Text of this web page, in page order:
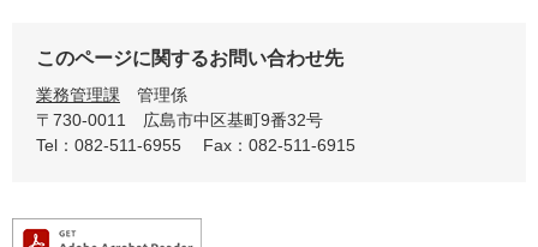
このページに関するお問い合わせ先
業務管理課
管理係
〒730-0011
広島市中区基町9番32号
Tel：082-511-6955
Fax：082-511-6915